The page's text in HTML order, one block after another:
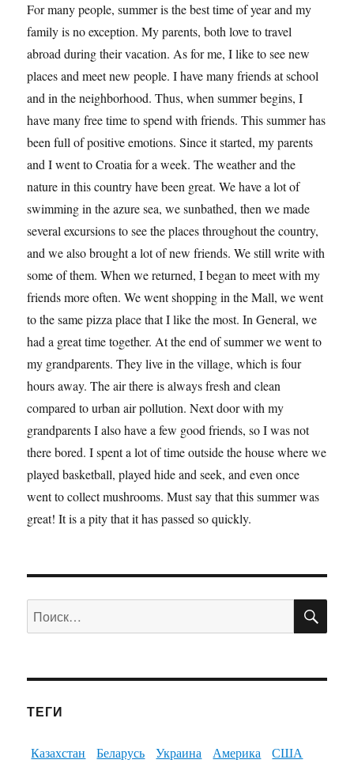
For many people, summer is the best time of year and my
family is no exception. My parents, both love to travel
abroad during their vacation. As for me, I like to see new
places and meet new people. I have many friends at school
and in the neighborhood. Thus, when summer begins, I
have many free time to spend with friends. This summer has
been full of positive emotions. Since it started, my parents
and I went to Croatia for a week. The weather and the
nature in this country have been great. We have a lot of
swimming in the azure sea, we sunbathed, then we made
several excursions to see the places throughout the country,
and we also brought a lot of new friends. We still write with
some of them. When we returned, I began to meet with my
friends more often. We went shopping in the Mall, we went
to the same pizza place that I like the most. In General, we
had a great time together. At the end of summer we went to
my grandparents. They live in the village, which is four
hours away. The air there is always fresh and clean
compared to urban air pollution. Next door with my
grandparents I also have a few good friends, so I was not
there bored. I spent a lot of time outside the house where we
played basketball, played hide and seek, and even once
went to collect mushrooms. Must say that this summer was
great! It is a pity that it has passed so quickly.
Искать:
ТЕГИ
Казахстан Беларусь Украина Америка США